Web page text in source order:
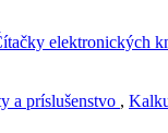
elektronických
a príslušenstvo ,